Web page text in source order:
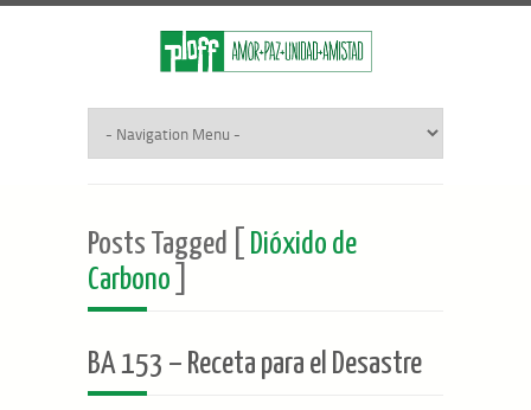
Posts Tagged [
Dióxido de
Carbono
BA 153 – Receta para el Desastre